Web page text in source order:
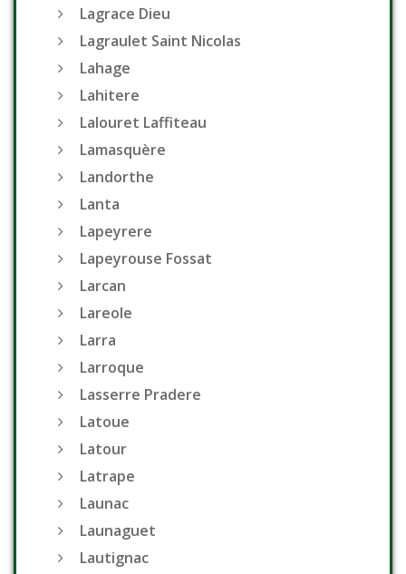
Lagrace Dieu
Lagraulet Saint Nicolas
Lahage
Lahitere
Lalouret Laffiteau
Lamasquère
Landorthe
Lanta
Lapeyrere
Lapeyrouse Fossat
Larcan
Lareole
Larra
Larroque
Lasserre Pradere
Latoue
Latour
Latrape
Launac
Launaguet
Lautignac